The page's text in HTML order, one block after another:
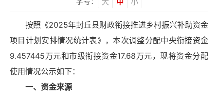
大 中 小
按照《2025年封丘县财政衔接推进乡村振兴补助资金
项目计划安排情况统计表》，本次调整分配中央衔接资金
9.457445万元和市级衔接资金17.68万元，现将资金分配
使用情况公示如下：
一、资金来源